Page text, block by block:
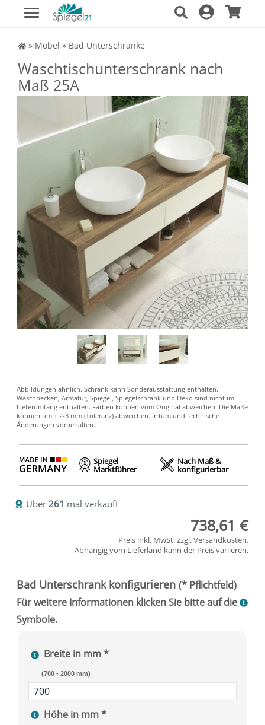
Spiegel Shop
» Möbel » Bad Unterschränke
Waschtischunterschrank nach
Maß 25A
Spiegel
Marktführer
Nach Maß &
konfigurierbar
Über 261 mal verkauft
738,61 €
Preis inkl. MwSt. zzgl.Versandkosten.
Abhängig vom Lieferland kann der Preis variieren.
Breite in mm *
(700 - 2000 mm)
Höhe in mm *